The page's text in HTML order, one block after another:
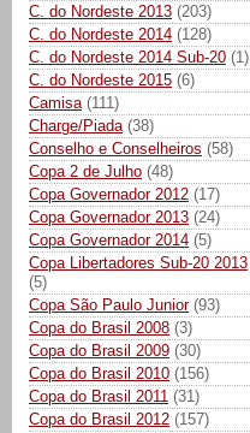
C. do Nordeste 2013 (203)
C. do Nordeste 2014 (128)
C. do Nordeste 2014 Sub-20 (1)
C. do Nordeste 2015 (6)
Camisa (111)
Charge/Piada (38)
Conselho e Conselheiros (58)
Copa 2 de Julho (48)
Copa Governador 2012 (17)
Copa Governador 2013 (24)
Copa Governador 2014 (5)
Copa Libertadores Sub-20 2013
(5)
Copa São Paulo Junior (93)
Copa do Brasil 2008 (3)
Copa do Brasil 2009 (30)
Copa do Brasil 2010 (156)
Copa do Brasil 2011 (31)
Copa do Brasil 2012 (157)